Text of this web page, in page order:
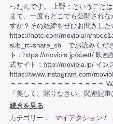
ったんです。 上野：ということ
まで、一度もどこでも公開され
すか？その経緯をぜひお聞きし
https://note.com/moviola/n/
sub_rt=share_sb でお読みくだ
ト：https://moviola.jp/sbett/ 映画
式サイト：http://moviola.jp/ イン
https://www.instagram.com/
＝＝＝＝＝＝＝＝＝＝＝＝＝＝
「美しく、黙りなさい」関連記
続きを見る
カテゴリー：
マイアクション /